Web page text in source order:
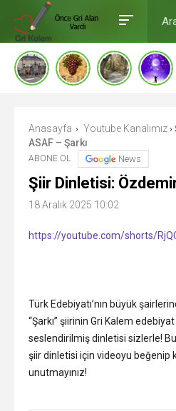
Anasayfa › Youtube Kanalımız ›
ASAF – Şarkı
ABONE OL News
Şiir Dinletisi:
18 Aralık 2025 10:02
https://youtube.com/shorts/
Türk Edebiyatı’nın büyük
“Şarkı” şiirinin Gri Kalem
seslendirilmiş dinletisi sizlerle!
şiir dinletisi için videoyu beğenip
unutmayınız!